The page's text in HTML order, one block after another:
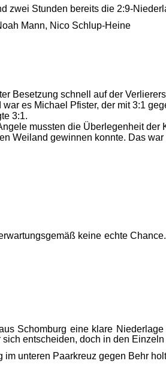
Stunden bereits die 2:9-
Mann, Nico Schlup-Heine
Besetzung schnell auf der
es Michael Pfister, der mit 3:1
3:1.
mussten die Überlegenheit
Weiland gewinnen konnte. Das
keine echte
Schomburg eine klare
entscheiden, doch in den
unteren Paarkreuz gegen Behr